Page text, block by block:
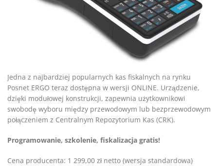
Jedna z najbardziej popularnych kas fiskalnych na rynku
Posnet ERGO teraz dostępna w wersji ONLINE. Urządzenie,
dzięki modułowej konstrukcji, zapewnia użytkownikowi
swobodę wyboru między przewodowym lub bezprzewodowym
połączeniem z Centralnym Repozytorium Kas (CRK).
Programowanie, szkolenie, fiskalizacja gratis!
Cena producenta: 1 299,00 zł netto (wersja standardowa)